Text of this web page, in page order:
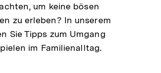
um keine bösen
zu erleben? In unserem
Sie Tipps zum Umgang
im Familienalltag.